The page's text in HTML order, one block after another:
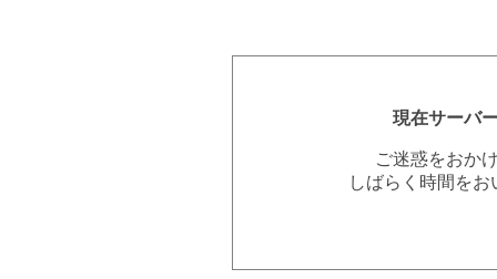
現在サーバ
ご迷惑をおか
しばらく時間を